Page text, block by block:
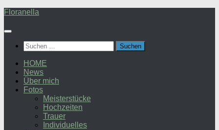
Zum
springen
Floranella
Suchen
nach:
HOME
News
Über mich
Fotos
Meisterstücke
Hochzeiten
Trauer
Individuelles